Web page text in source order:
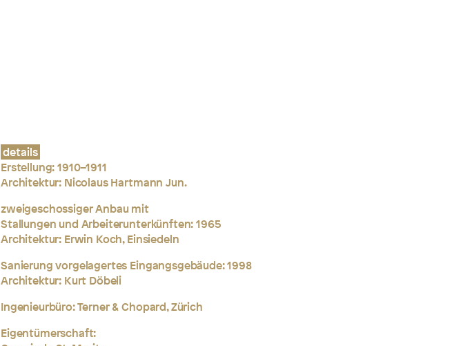
details
Erstellung: 1910–1911
Architektur: Nicolaus Hartmann Jun.
zweigeschossiger Anbau mit
Stallungen und Arbeiterunterkünften: 1965
Architektur: Erwin Koch, Einsiedeln
Sanierung vorgelagertes Eingangsgebäude: 1998
Architektur: Kurt Döbeli
Ingenieurbüro: Terner & Chopard, Zürich
Eigentümerschaft: